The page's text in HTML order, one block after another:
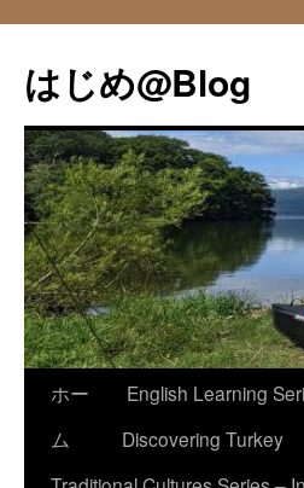
テ
ン
へ
ス
キ
ッ
プ
はじめ@Blog
ホー
ム
English Learning
Discovering Turkey